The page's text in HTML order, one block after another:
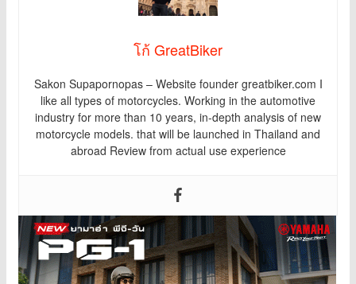
โก้ GreatBiker
Sakon Supapornopas – Website founder greatbiker.com I
like all types of motorcycles. Working in the automotive
industry for more than 10 years, in-depth analysis of new
motorcycle models. that will be launched in Thailand and
abroad Review from actual use experience